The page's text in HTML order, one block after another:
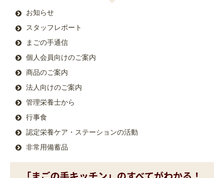
お知らせ
スタッフレポート
まごの手通信
個人会員向けのご案内
商品のご案内
法人向けのご案内
管理栄養士から
行事食
認定栄養ケア・ステーションの活動
非常用備蓄品